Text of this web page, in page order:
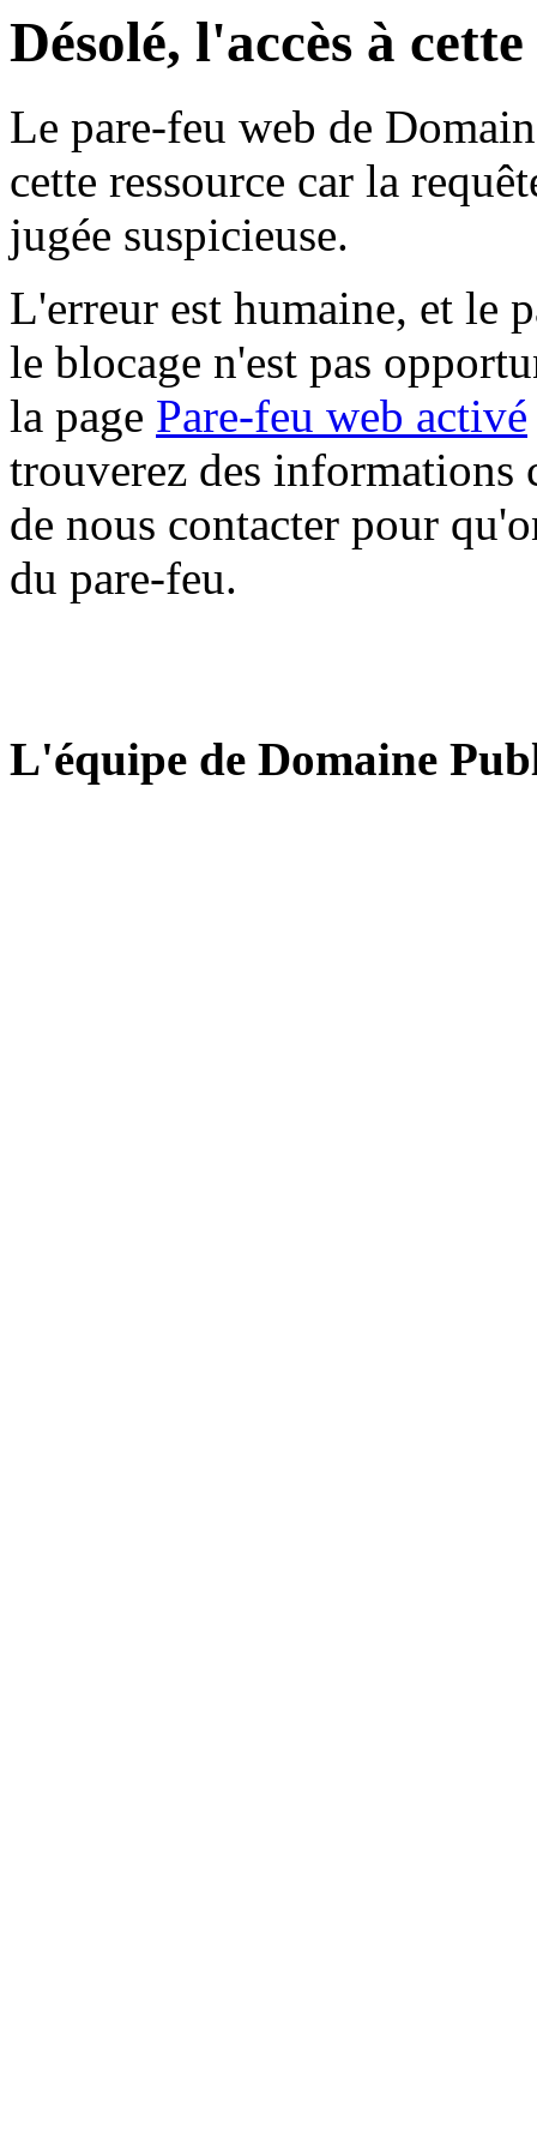
Désolé, l'accès à
Le pare-feu web de
cette ressource car la
jugée suspicieuse.
L'erreur est humaine, et le
le blocage n'est pas
la page Pare-feu web activé
trouverez des informations
de nous contacter pour
du pare-feu.
L'équipe de Domaine